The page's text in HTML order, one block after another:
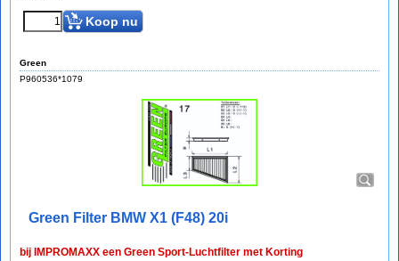
Koop nu
Green
P960536*1079
Green Filter BMW X1 (F48) 20i
bij IMPROMAXX een Green Sport-Luchtfilter met Korting